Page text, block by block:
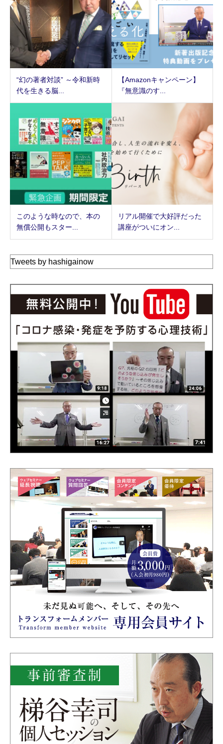
“幻の著者対談” ～令和新時
代を生きる脳...
【Amazonキャンペーン】
『無意識のす...
このような時なので、本の
無償公開もスター...
リアル開催で大好評だった
講座がついにオン...
Tweets by hashigainow